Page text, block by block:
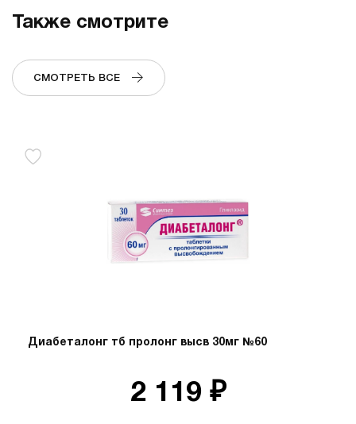
Также смотрите
СМОТРЕТЬ ВСЕ
Диабеталонг тб пролонг высв 30мг №60
2 119 ₽